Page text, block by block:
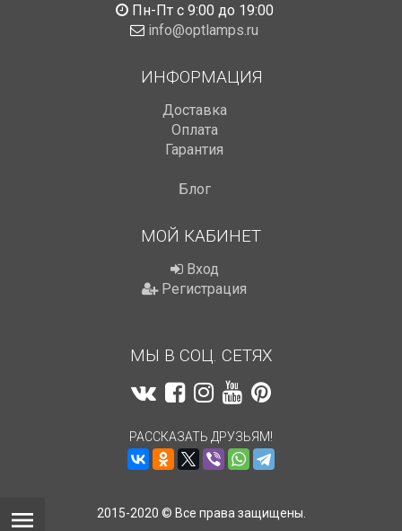
Пн-Пт с 9:00 до 19:00
info@optlamps.ru
ИНФОРМАЦИЯ
Доставка
Оплата
Гарантия
Блог
МОЙ КАБИНЕТ
Вход
Регистрация
МЫ В СОЦ. СЕТЯХ
РАССКАЗАТЬ ДРУЗЬЯМ!
2015-2020 © Все права защищены.